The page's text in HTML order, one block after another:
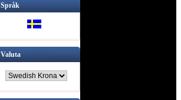
Språk
Valuta